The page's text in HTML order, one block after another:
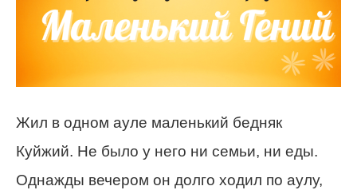
Жил в одном ауле маленький бедняк
Куйжий. Не было у него ни семьи, ни еды.
Однажды вечером он долго ходил по аулу,